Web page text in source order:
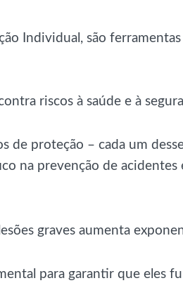
Individual, são
riscos à saúde e à
de proteção – cada um
na prevenção de acidentes
graves aumenta
para garantir que eles